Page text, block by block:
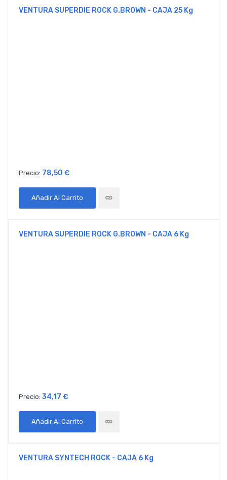
VENTURA SUPERDIE ROCK G.BROWN - CAJA 25 Kg
Precio: 78,50 €
Añadir Al Carrito
VENTURA SUPERDIE ROCK G.BROWN - CAJA 6 Kg
Precio: 34,17 €
Añadir Al Carrito
VENTURA SYNTECH ROCK - CAJA 6 Kg